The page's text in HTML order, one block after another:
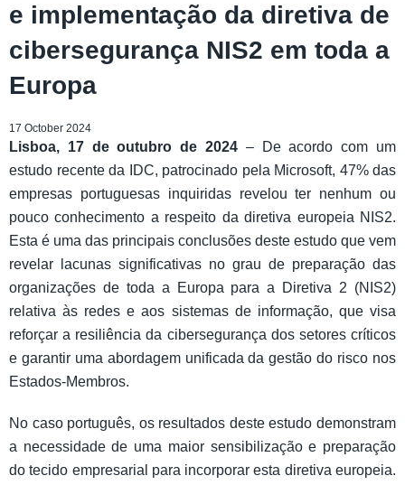
e implementação da diretiva de
cibersegurança NIS2 em toda a
Europa
17 October 2024
Lisboa, 17 de outubro de 2024 – De acordo com um
estudo recente da IDC, patrocinado pela Microsoft, 47% das
empresas portuguesas inquiridas revelou ter nenhum ou
pouco conhecimento a respeito da diretiva europeia NIS2.
Esta é uma das principais conclusões deste estudo que vem
revelar lacunas significativas no grau de preparação das
organizações de toda a Europa para a Diretiva 2 (NIS2)
relativa às redes e aos sistemas de informação, que visa
reforçar a resiliência da cibersegurança dos setores críticos
e garantir uma abordagem unificada da gestão do risco nos
Estados-Membros.
No caso português, os resultados deste estudo demonstram
a necessidade de uma maior sensibilização e preparação
do tecido empresarial para incorporar esta diretiva europeia.